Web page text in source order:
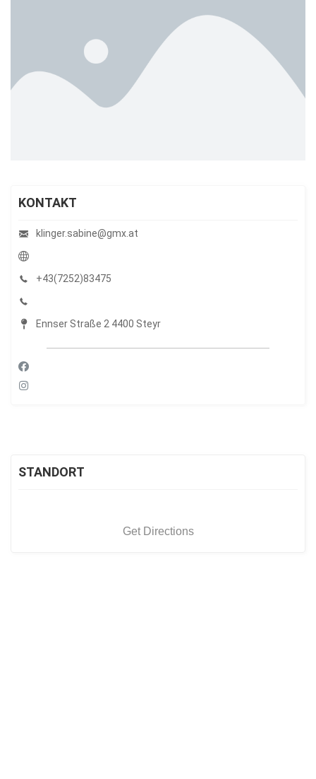
KONTAKT
klinger.sabine@gmx.at
+43(7252)83475
Ennser Straße 2 4400 Steyr
STANDORT
Get Directions